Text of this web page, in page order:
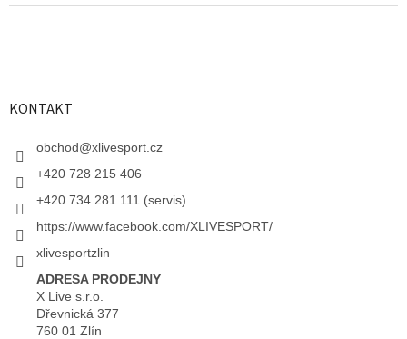
KONTAKT
obchod@xlivesport.cz
+420 728 215 406
+420 734 281 111 (servis)
https://www.facebook.com/XLIVESPORT/
xlivesportzlin
ADRESA PRODEJNY
X Live s.r.o.
Dřevnická 377
760 01 Zlín